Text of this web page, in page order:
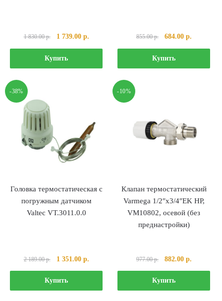
1 830.00р.
Первоначальная
составляла
1
1 739.00 р.
739.00 р..
Купить
855.00р.
Первоначальная
составляла
855.00 р..
684.00 р.
Купить
-38%
Головка термостатическая с
погружным датчиком
Valtec VT.3011.0.0
2 189.00р.
Первоначальная
цена
составляла
2
1 351.00 р.
цена:
351.00 р..
Купить
-10%
Клапан термостатический
Varmega 1/2″x3/4″EK НР,
VM10802, осевой (без
преднастройки)
977.00р.
Первоначальная
цена
составляла
977.00 р..
882.00 р.
цена:
Купить